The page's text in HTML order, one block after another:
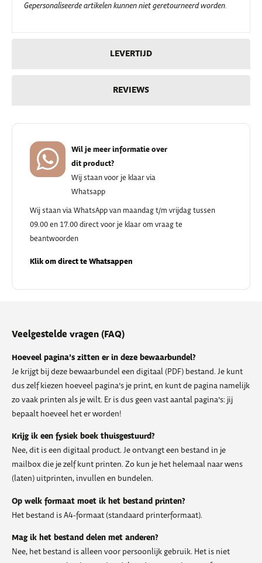
LEVERTIJD
REVIEWS
Gepersonaliseerde artikelen kunnen niet geretourneerd worden.
Wil je meer informatie over
dit product?
Wij staan voor je klaar via
Whatsapp
Wij staan via WhatsApp van maandag t/m vrijdag tussen
09.00 en 17.00 direct voor je klaar om vraag te
beantwoorden
Klik om direct te Whatsappen
Veelgestelde vragen (FAQ)
Hoeveel pagina’s zitten er in deze bewaarbundel?
Je krijgt bij deze bewaarbundel een digitaal (PDF) bestand. Je kunt
dus zelf kiezen hoeveel pagina’s je print, en kunt de pagina namelijk
zo vaak printen als je wilt. Er is dus geen vast aantal pagina’s: jij
bepaalt hoeveel het er worden!
Krijg ik een fysiek boek thuisgestuurd?
Nee, dit is een digitaal product. Je ontvangt een bestand in je
mailbox die je zelf kunt printen. Zo kun je het helemaal naar wens
(laten) uitprinten, invullen en bundelen.
Op welk formaat moet ik het bestand printen?
Het bestand is A4-formaat (standaard printerformaat).
Mag ik het bestand delen met anderen?
Nee, het bestand is alleen voor persoonlijk gebruik. Het is niet